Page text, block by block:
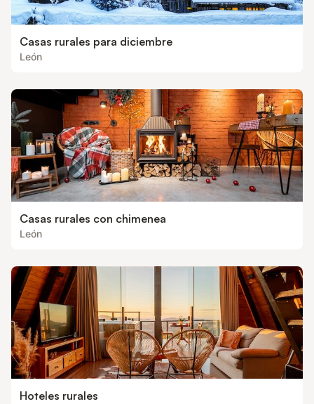
Casas rurales para diciembre
León
Casas rurales con chimenea
León
Hoteles rurales